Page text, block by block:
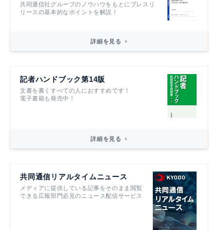
共同通信社グループのノウハウをもとにプレスリ
リースの基本的なポイントを解説！
詳細を見る
記者ハンドブック第14版
文書を書くすべての人におすすめです！
電子書籍も発売中！
詳細を見る
共同通信リアルタイムニュース
メディアに提供している記事をそのまま閲覧
できる広報部門必見のニュース配信サービス